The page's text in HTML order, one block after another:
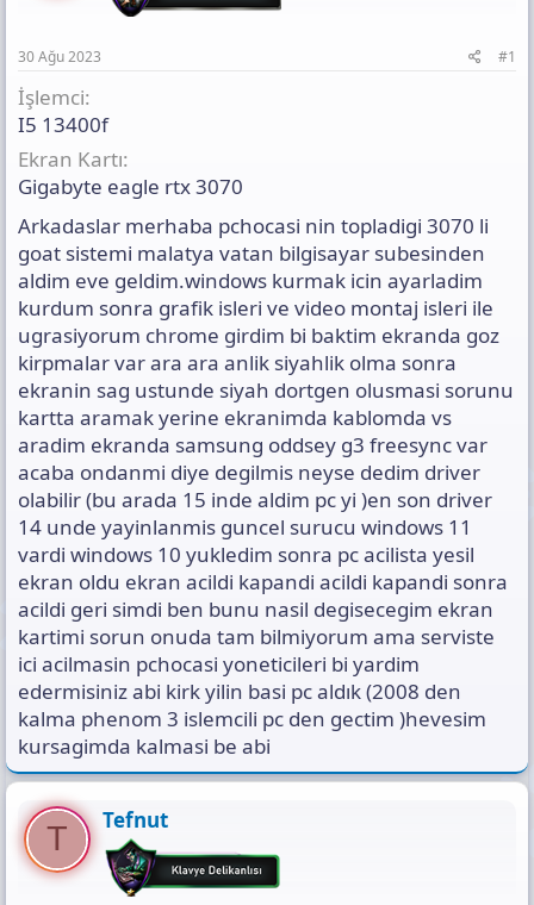
y
l
a
30 Ağu 2023 #1
İşlemci
I5 13400f
Ekran Kartı
Gigabyte eagle rtx 3070
Arkadaslar merhaba pchocasi nin topladigi 3070 li
goat sistemi malatya vatan bilgisayar subesinden
aldim eve geldim.windows kurmak icin ayarladim
kurdum sonra grafik isleri ve video montaj isleri ile
ugrasiyorum chrome girdim bi baktim ekranda goz
kirpmalar var ara ara anlik siyahlik olma sonra
ekranin sag ustunde siyah dortgen olusmasi sorunu
kartta aramak yerine ekranimda kablomda vs
aradim ekranda samsung oddsey g3 freesync var
acaba ondanmi diye degilmis neyse dedim driver
olabilir (bu arada 15 inde aldim pc yi )en son driver
14 unde yayinlanmis guncel surucu windows 11
vardi windows 10 yukledim sonra pc acilista yesil
ekran oldu ekran acildi kapandi acildi kapandi sonra
acildi geri simdi ben bunu nasil degisecegim ekran
kartimi sorun onuda tam bilmiyorum ama serviste
ici acilmasin pchocasi yoneticileri bi yardim
edermisiniz abi kirk yilin basi pc aldık (2008 den
kalma phenom 3 islemcili pc den gectim )hevesim
kursagimda kalmasi be abi
T Tefnut